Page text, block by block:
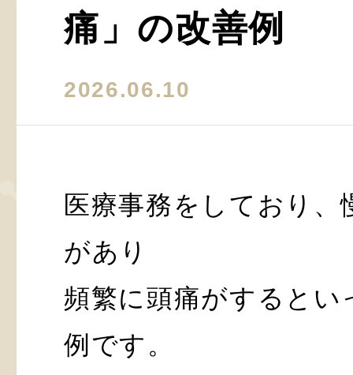
痛」の改善例
2026.06.10
医療事務をしており、
があり
頻繁に頭痛がするとい
例です。